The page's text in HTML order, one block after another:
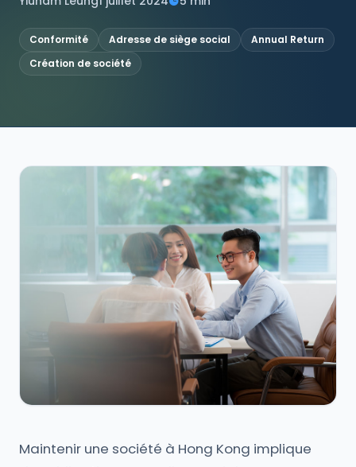
Conformité Adresse de siège social
Annual Return
Création de société
Maintenir une société à Hong Kong implique